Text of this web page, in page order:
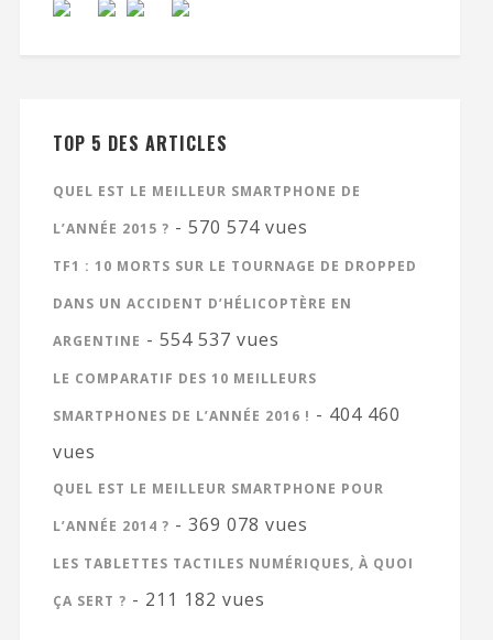
TOP 5 DES ARTICLES
QUEL EST LE MEILLEUR SMARTPHONE DE
L’ANNÉE 2015 ? - 570 574 vues
TF1 : 10 MORTS SUR LE TOURNAGE DE DROPPED
DANS UN ACCIDENT D’HÉLICOPTÈRE EN
ARGENTINE - 554 537 vues
LE COMPARATIF DES 10 MEILLEURS
SMARTPHONES DE L’ANNÉE 2016 ! - 404 460
vues
QUEL EST LE MEILLEUR SMARTPHONE POUR
L’ANNÉE 2014 ? - 369 078 vues
LES TABLETTES TACTILES NUMÉRIQUES, À QUOI
ÇA SERT ? - 211 182 vues